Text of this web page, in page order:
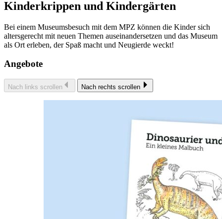
Kinderkrippen und Kindergärten
Bei einem Museumsbesuch mit dem MPZ können die Kinder sich
altersgerecht mit neuen Themen auseinandersetzen und das Museum
als Ort erleben, der Spaß macht und Neugierde weckt!
Angebote
Nach links scrollen Nach rechts scrollen